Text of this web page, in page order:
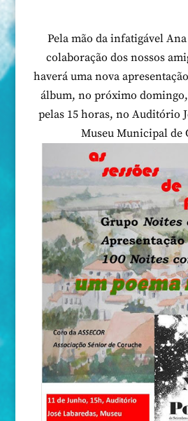
Pela mão da infatigável
colaboração dos nossos
haverá uma nova
álbum, no próximo
pelas 15 horas, no Auditório
Museu Municipal de